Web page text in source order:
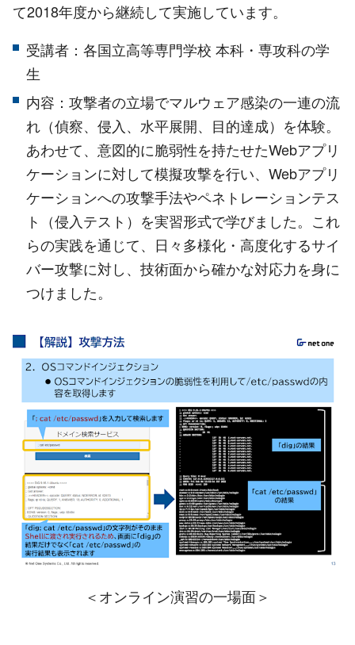
て2018年度から継続して実施しています。
受講者：各国立高等専門学校 本科・専攻科の学
生
内容：攻撃者の立場でマルウェア感染の一連の流
れ（偵察、侵入、水平展開、目的達成）を体験。
あわせて、意図的に脆弱性を持たせたWebアプリ
ケーションに対して模擬攻撃を行い、Webアプリ
ケーションへの攻撃手法やペネトレーションテス
ト（侵入テスト）を実習形式で学びました。これ
らの実践を通じて、日々多様化・高度化するサイ
バー攻撃に対し、技術面から確かな対応力を身に
つけました。
＜オンライン演習の一場面＞